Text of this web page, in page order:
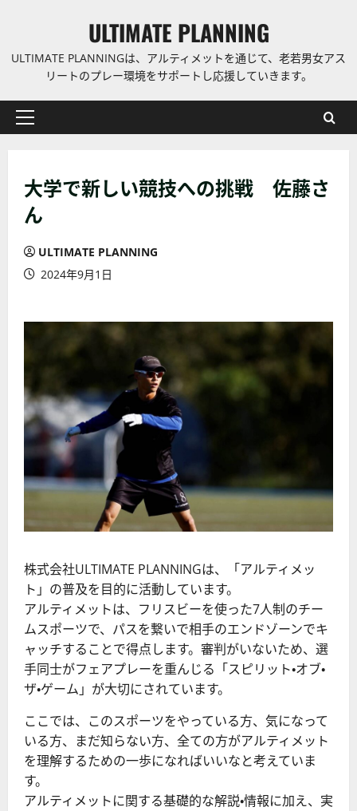
ULTIMATE PLANNING
ULTIMATE PLANNINGは、アルティメットを通じて、老若男女アス
リートのプレー環境をサポートし応援していきます。
プ
マ
リ
ー
ニ
ュ
大学で新しい競技への挑戦 佐藤さ
ん
ULTIMATE PLANNING
2024年9月1日
株式会社ULTIMATE PLANNINGは、「アルティメッ
ト」の普及を目的に活動しています。
アルティメットは、フリスビーを使った7人制のチー
ムスポーツで、パスを繋いで相手のエンドゾーンでキ
ャッチすることで得点します。審判がいないため、選
手同士がフェアプレーを重んじる「スピリット・オブ・
ザ・ゲーム」が大切にされています。
ここでは、このスポーツをやっている方、気になって
いる方、まだ知らない方、全ての方がアルティメット
を理解するための一歩になればいいなと考えていま
す。
アルティメットに関する基礎的な解説・情報に加え、実